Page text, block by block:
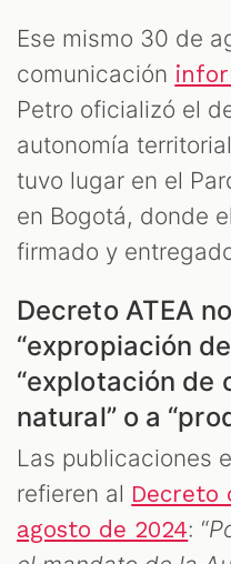
Ese mismo 30 de
comunicación
Petro oficializó el
autonomía
tuvo lugar en el
en Bogotá, donde
firmado y
Decreto ATEA
“expropiación
“explotación de
natural” o a
Las publicaciones
refieren al Decreto
agosto de 2024: “